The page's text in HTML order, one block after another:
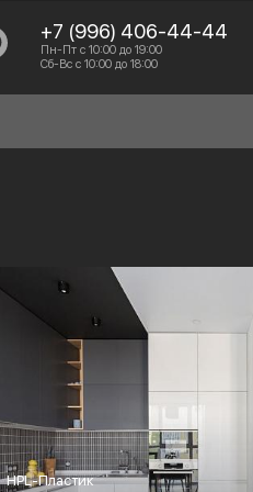
+7 (996) 406-44-44
Пн-Пт с 10:00 до 19:00
Сб-Вс с 10:00 до 18:00
СХЕМА РАБОТЫ
ОТЗЫВЫ КЛИЕНТОВ
КОНТАКТЫ
HPL-Пластик